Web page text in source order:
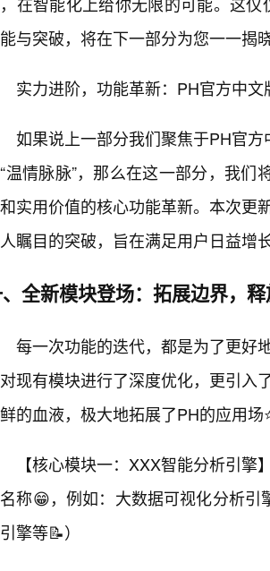
与突破，将在下一部分为您一一揭
实力进阶，功能革新：PH官方中
如果说上一部分我们聚焦于PH官
温情脉脉”，那么在这一部分，我们
实用价值的核心功能革新。本次更
瞩目的突破，旨在满足用户日益增
全新模块登场：拓展边界，
每一次功能的迭代，都是为了更好
现有模块进行了深度优化，更引入
的血液，极大地拓展了PH的应用场
【核心模块一：XXX智能分析引
称😁，例如：大数据可视化分析
擎等📝）